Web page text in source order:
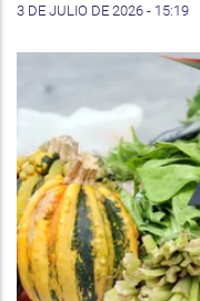
3 DE JULIO DE 2026 - 15:19